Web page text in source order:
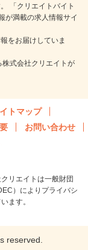
「クリエイトバイト
が満載の求人情報サイ
をお届けしていま
式会社クリエイトが
トマップ
お問い合わせ
リエイトは一般財団
）によりプライバシ
ます。
reserved.